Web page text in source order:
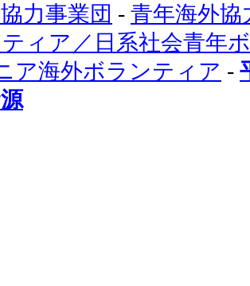
力事業団 - 青年海外
ィア／日系社会青年
ア海外ボランティア -